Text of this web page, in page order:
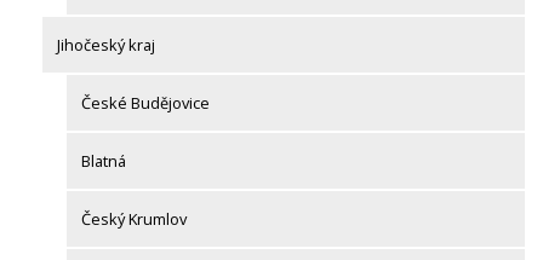
Jihočeský kraj
České Budějovice
Blatná
Český Krumlov